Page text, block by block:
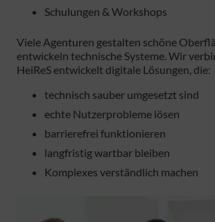
Schulungen & Workshops
Viele Agenturen gestalten schöne
entwickeln technische Systeme. Wir
HeiReS entwickelt digitale Lösungen, die:
technisch sauber umgesetzt sind
echte Nutzerprobleme lösen
barrierefrei funktionieren
langfristig wartbar bleiben
Komplexes verständlich machen